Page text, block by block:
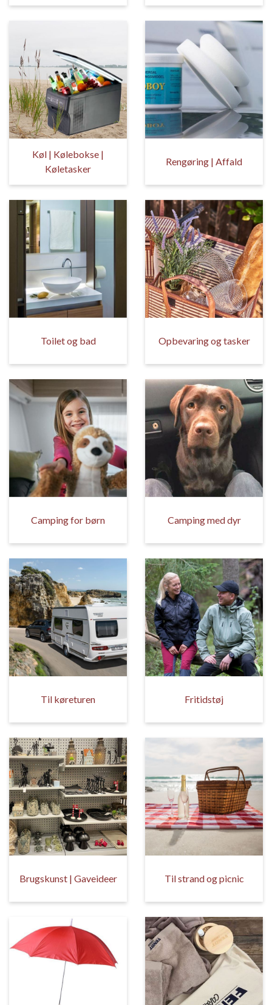
Køl | Kølebokse |
Køletasker
Rengøring | Affald
Toilet og bad Opbevaring og tasker
Camping for børn Camping med dyr
Til køreturen Fritidstøj
Brugskunst | Gaveideer Til strand og picnic